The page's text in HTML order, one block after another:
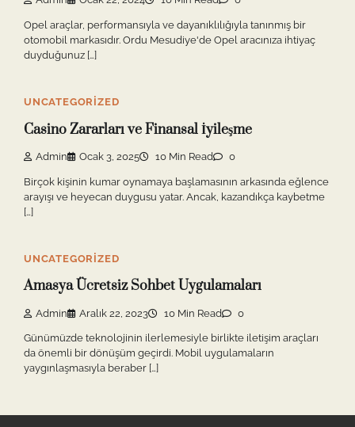
Opel araçlar, performansıyla ve dayanıklılığıyla tanınmış bir
otomobil markasıdır. Ordu Mesudiye'de Opel aracınıza ihtiyaç
duyduğunuz […]
UNCATEGORIZED
Casino Zararları ve Finansal İyileşme
Admin Ocak 3, 2025 10 Min Read 0
Birçok kişinin kumar oynamaya başlamasının arkasında eğlence
arayışı ve heyecan duygusu yatar. Ancak, kazandıkça kaybetme
[…]
UNCATEGORIZED
Amasya Ücretsiz Sohbet Uygulamaları
Admin Aralık 22, 2023 10 Min Read 0
Günümüzde teknolojinin ilerlemesiyle birlikte iletişim araçları
da önemli bir dönüşüm geçirdi. Mobil uygulamaların
yaygınlaşmasıyla beraber […]